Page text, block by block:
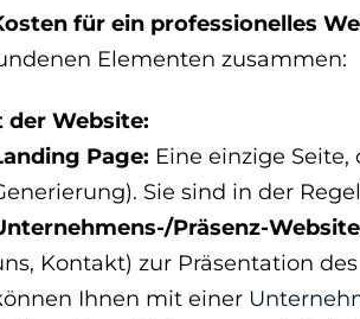
für ein professionelles
Elementen zusammen:
der Website:
Page: Eine einzige
Sie sind in der
Präsenz-
Kontakt) zur Präsentation
Ihnen mit einer